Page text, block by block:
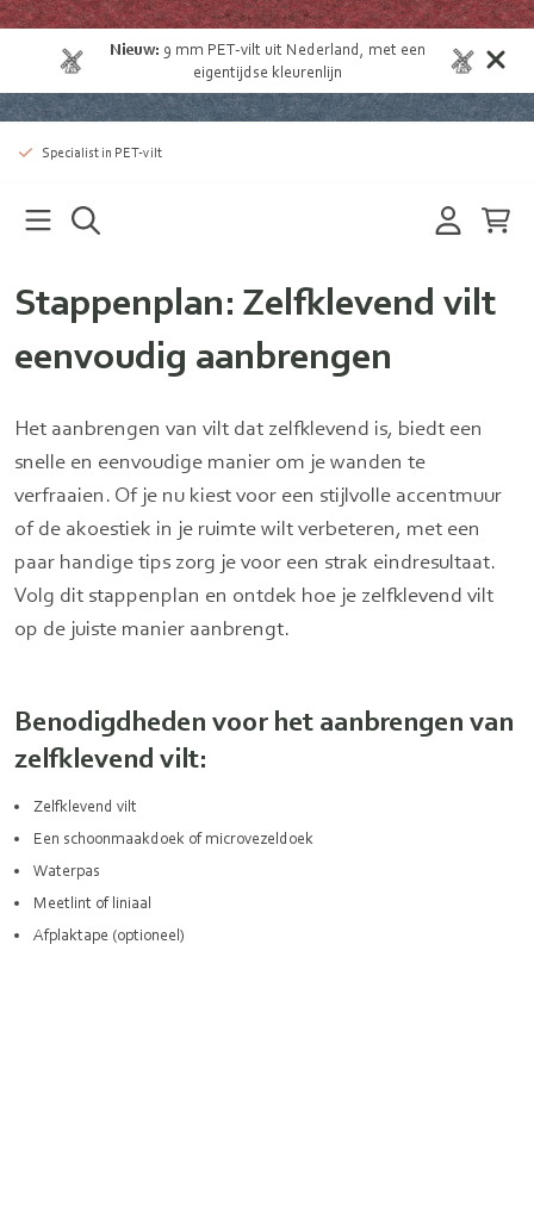
Nieuw: 9 mm PET-vilt uit Nederland , met een
eigentijdse kleurenlijn
Specialist in PET-vilt
Stappenplan: Zelfklevend vilt
eenvoudig aanbrengen
Het aanbrengen van vilt dat zelfklevend is, biedt een
snelle en eenvoudige manier om je wanden te
verfraaien. Of je nu kiest voor een stijlvolle accentmuur
of de akoestiek in je ruimte wilt verbeteren, met een
paar handige tips zorg je voor een strak eindresultaat.
Volg dit stappenplan en ontdek hoe je zelfklevend vilt
op de juiste manier aanbrengt.
Benodigdheden voor het aanbrengen van
zelfklevend vilt:
Zelfklevend vilt
Een schoonmaakdoek of microvezeldoek
Waterpas
Meetlint of liniaal
Afplaktape (optioneel)